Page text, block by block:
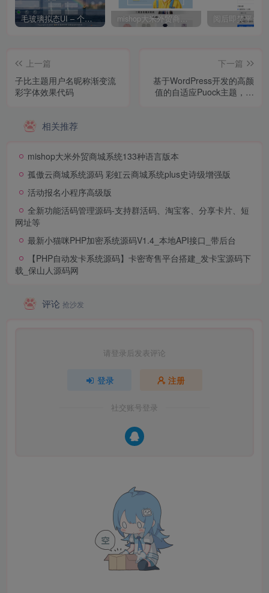
毛玻璃拟态UI – 个人主页（开源版） mishop大米外贸商城系统133种语言版本
上一篇
子比主题用户名昵称渐变流
彩字体效果代码
下一篇
基于WordPress开发的高颜
值的自适应Puock主题，支
相关推荐
mishop大米外贸商城系统133种语言版本
孤傲云商城系统源码 彩虹云商城系统plus史诗级增强版
活动报名小程序高级版
全新功能活码管理源码-支持群活码、淘宝客、分享卡片、短
网址等
最新小猫咪PHP加密系统源码V1.4_本地API接口_带后台
【PHP自动发卡系统源码】卡密寄售平台搭建_发卡宝源码下
载_保山人源码网
评论 抢沙发
请登录后发表评论
登录 注册
社交账号登录